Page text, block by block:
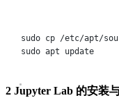
sudo cp /etc/apt/
sudo apt update
2 Jupyter Lab 的安装